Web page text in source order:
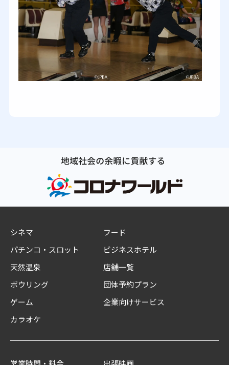
シネマ
パチンコ・スロット
天然温泉
ボウリング
ゲーム
カラオケ
フード
ビジネスホテル
店舗一覧
団体予約プラン
企業向けサービス